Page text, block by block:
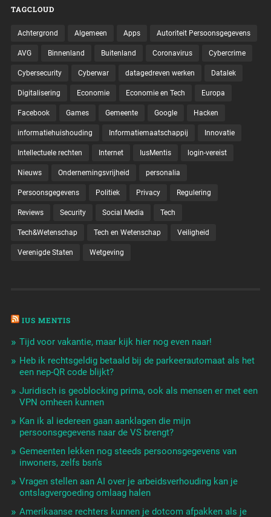
TAGCLOUD
Achtergrond Algemeen Apps Autoriteit Persoonsgegevens
AVG Binnenland Buitenland Coronavirus Cybercrime
Cybersecurity Cyberwar datagedreven werken Datalek
Digitalisering Economie Economie en Tech Europa
Facebook Games Gemeente Google Hacken
informatiehuishouding Informatiemaatschappij Innovatie
Intellectuele rechten Internet IusMentis login-vereist
Nieuws Ondernemingsvrijheid personalia
Persoonsgegevens Politiek Privacy Regulering
Reviews Security Social Media Tech
Tech&Wetenschap Tech en Wetenschap Veiligheid
Verenigde Staten Wetgeving
IUS MENTIS
Tijd voor vakantie, maar kijk hier nog even naar!
Heb ik rechtsgeldig betaald bij de parkeerautomaat als het
een nep-QR code blijkt?
Juridisch is geoblocking prima, ook als mensen er met een
VPN omheen kunnen
Kan ik al iedereen gaan aanklagen die mijn
persoonsgegevens naar de VS brengt?
Gemeenten lekken nog steeds persoonsgegevens van
inwoners, zelfs bsn’s
Vragen stellen aan AI over je arbeidsverhouding kan je
ontslagvergoeding omlaag halen
Amerikaanse rechters kunnen je dotcom afpakken als je